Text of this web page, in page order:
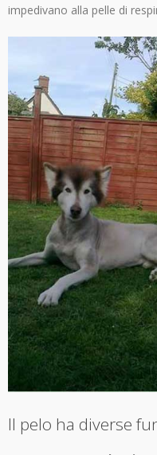
impedivano alla pelle di
Il pelo ha diverse